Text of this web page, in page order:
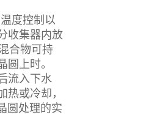
度控制以
收集器内放
合物可持
圆上时。
流入下水
或冷却，
圆处理的实